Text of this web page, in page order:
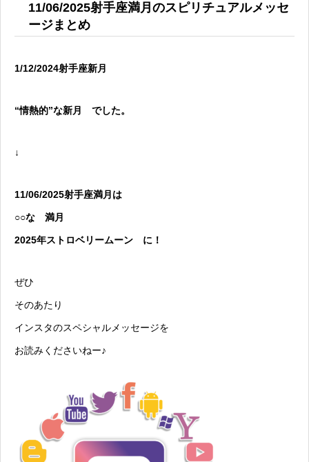
11/06/2025射手座満月のスピリチュアルメッセ
ージまとめ
1/12/2024射手座新月
“情熱的”な新月 でした。
↓
11/06/2025射手座満月は
○○な 満月
2025年ストロベリームーン に！
ぜひ
そのあたり
インスタのスペシャルメッセージを
お読みくださいねー♪